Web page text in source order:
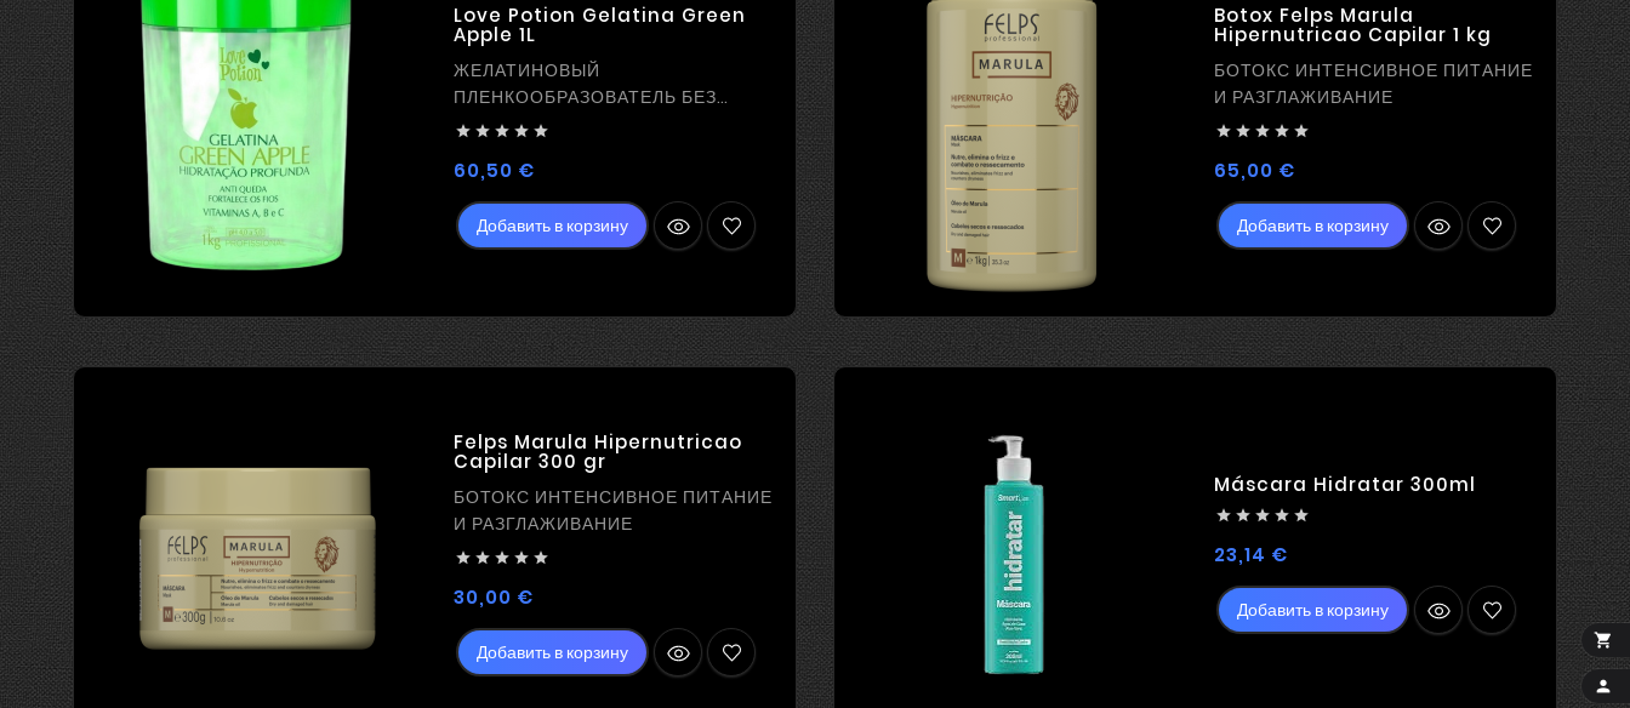
Love Potion Gelatina Green
Apple 1L
ЖЕЛАТИНОВЫЙ
ПЛЕНКООБРАЗОВАТЕЛЬ БЕЗ
ВЫПРЯМЛЕНИЯ
    
60,50 €Цена
Добавить в корзину
Botox Felps Marula
Hipernutricao Capilar 1 kg
БОТОКС ИНТЕНСИВНОЕ ПИТАНИЕ
И РАЗГЛАЖИВАНИЕ
    
65,00 €Цена
Добавить в корзину
Felps Marula Hipernutricao
Capilar 300 gr
БОТОКС ИНТЕНСИВНОЕ ПИТАНИЕ
И РАЗГЛАЖИВАНИЕ
    
30,00 €Цена
Добавить в корзину
Máscara Hidratar 300ml
    
23,14 €Цена
Добавить в корзину

